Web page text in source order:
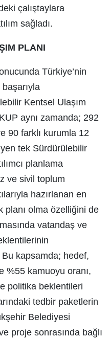
çalıştaylara
sağladı.
PLANI
Türkiye’nin
Kentsel Ulaşım
aynı zamanda; 292
90 farklı kurumla 12
tek Sürdürülebilir
planlama
ve sivil toplum
hazırlanan en
planı olma özelliğini de
vatandaş ve
kapsamda; hedef,
%55 kamuoyu oranı,
politika beklentileri
tedbir paketlerin
Belediyesi
proje sonrasında bağlı